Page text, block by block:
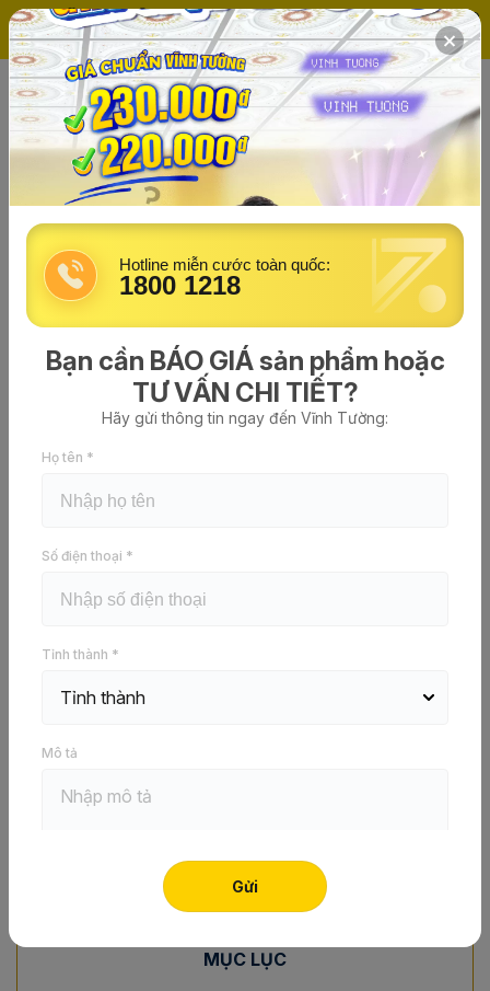
Hotline miễn cước toàn quốc:
1800 1218
Bạn cần BÁO GIÁ sản phẩm hoặc
TƯ VẤN CHI TIẾT?
Hãy gửi thông tin ngay đến Vĩnh Tường:
Họ tên *
Số điện thoại *
Tỉnh thành *
Mô tả
(0)
Trang chủ Tin tức về Vĩnh Tường
vinhtuongđăng vào lúc 05/03/2026 - 16:02
40+ Mẫu trần thạch cao phòng
ngủ đẹp, hiện đại, sang trọng
2026
Trần thạch cao Vĩnh Tường – Siêu
này, Vĩnh Tường sẽ cung cấp cho bạn đọc tuyển tập
Liên Hệ Để Được Tư Vấn
MỤC LỤC